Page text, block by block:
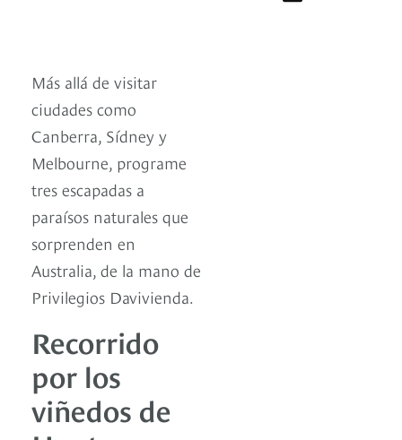
Más allá de visitar
ciudades como
Canberra, Sídney y
Melbourne, programe
tres escapadas a
paraísos naturales que
sorprenden en
Australia, de la mano de
Privilegios Davivienda.
Recorrido
por los
viñedos de